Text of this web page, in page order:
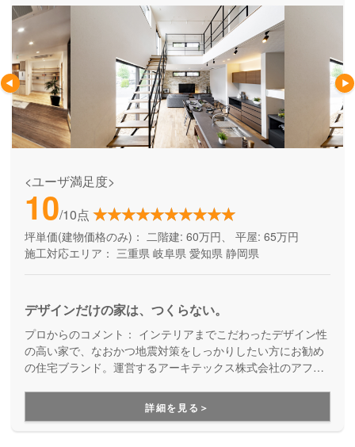
<ユーザ満足度>
10/10点
坪単価(建物価格のみ)： 二階建: 60万円、 平屋: 65万円
施工対応エリア： 三重県 岐阜県 愛知県 静岡県
デザインだけの家は、つくらない。
プロからのコメント： インテリアまでこだわったデザイン性
の高い家で、なおかつ地震対策をしっかりしたい方にお勧め
の住宅ブランド。運営するアーキテックス株式会社のアフタ
を建てた後のお悩みにも、修繕などの知識に長けた精鋭が確
かな技術で細やかに対応してくれます。
詳細を見る＞